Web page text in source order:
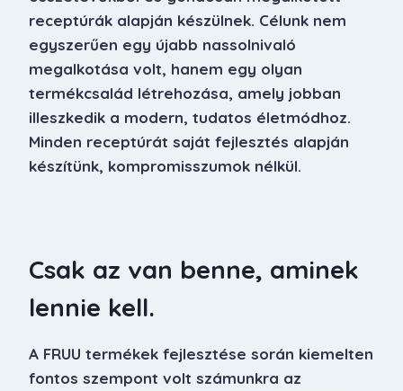
receptúrák alapján készülnek. Célunk nem
egyszerűen egy újabb nassolnivaló
megalkotása volt, hanem egy olyan
termékcsalád létrehozása, amely jobban
illeszkedik a modern, tudatos életmódhoz.
Minden receptúrát saját fejlesztés alapján
készítünk, kompromisszumok nélkül.
Csak az van benne, aminek
lennie kell.
A FRUU termékek fejlesztése során kiemelten
fontos szempont volt számunkra az